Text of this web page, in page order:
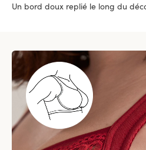
Un bord doux replié le long du